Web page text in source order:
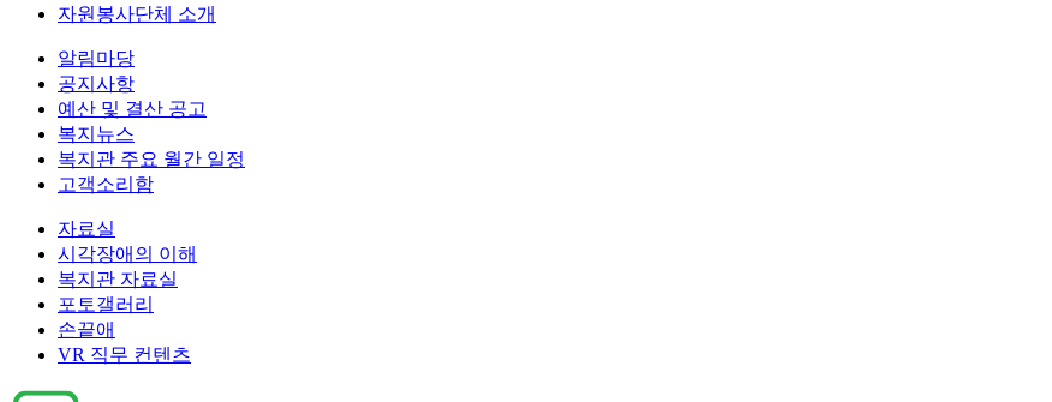
자원봉사단체 소개
알림마당
공지사항
예산 및 결산 공고
복지뉴스
복지관 주요 월간 일정
고객소리함
자료실
시각장애의 이해
복지관 자료실
포토갤러리
손끝애
VR 직무 컨텐츠